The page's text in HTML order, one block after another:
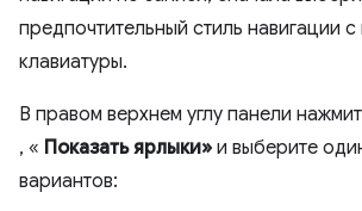
предпочтительный стиль навигации
клавиатуры.
В правом верхнем углу панели
, « Показать ярлыки» и выберите
вариантов: